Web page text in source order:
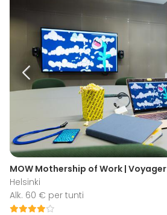
MOW Mothership of Work | Voyager
Helsinki
Alk. 60 € per tunti